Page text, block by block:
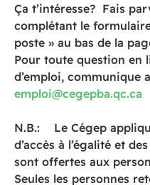
Ça t’intéresse? Fais
complétant le
poste » au bas de la
Pour toute question en
d’emploi, communique
emploi@cegepba.qc.ca
N.B.: Le Cégep
d’accès à l’égalité et
sont offertes aux
Seules les personnes